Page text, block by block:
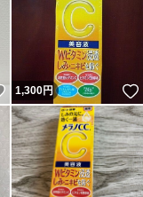
いいね！
1,300円